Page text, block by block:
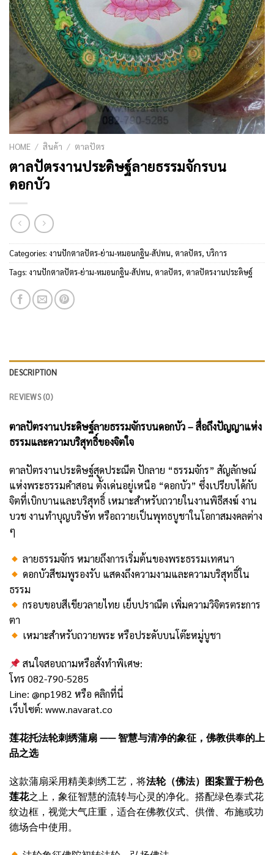
HOME / สินค้า / ตาลปัตร
ตาลปัตรงานประดิษฐ์ลายธรรมจักรบน
ดอกบัว
Categories: งานปักตาลปัตร-ย่าม-หมอนกฐิน-สัปทน, ตาลปัตร, บริการ
Tags: งานปักตาลปัตร-ย่าม-หมอนกฐิน-สัปทน, ตาลปัตร, ตาลปัตรงานประดิษฐ์
DESCRIPTION
REVIEWS (0)
ตาลปัตรงานประดิษฐ์ลายธรรมจักรบนดอกบัว – สื่อถึงปัญญาแห่ง
ธรรมและความบริสุทธิ์ของจิตใจ
ตาลปัตรงานประดิษฐ์สุดประณีต ปักลาย “ธรรมจักร” สัญลักษณ์
แห่งพระธรรมคำสอน ตั้งเด่นอยู่เหนือ “ดอกบัว” ซึ่งเปรียบได้กับ
จิตที่เบิกบานและบริสุทธิ์ เหมาะสำหรับถวายในงานพิธีสงฆ์ งาน
บวช งานทำบุญบริษัท หรือถวายเป็นพุทธบูชาในโอกาสมงคลต่าง
ๆ
ลายธรรมจักร หมายถึงการเริ่มต้นของพระธรรมเทศนา
ดอกบัวสีชมพูรองรับ แสดงถึงความงามและความบริสุทธิ์ใน
ธรรม
กรอบขอบสีเขียวลายไทย เย็บปราณีต เพิ่มความวิจิตรตระการ
ตา
เหมาะสำหรับถวายพระ หรือประดับบนโต๊ะหมู่บูชา
สนใจสอบถามหรือสั่งทำพิเศษ:
โทร 082-790-5285
Line: @np1982 หรือ คลิกที่นี่
เว็บไซต์: www.navarat.co
莲花托法轮刺绣蒲扇 —— 智慧与清净的象征，佛教供奉的上
品之选
这款蒲扇采用精美刺绣工艺，将法轮（佛法）图案置于粉色
莲花之上，象征智慧的流转与心灵的净化。搭配绿色泰式花
纹边框，视觉大气庄重，适合在佛教仪式、供僧、布施或功
德场合中使用。